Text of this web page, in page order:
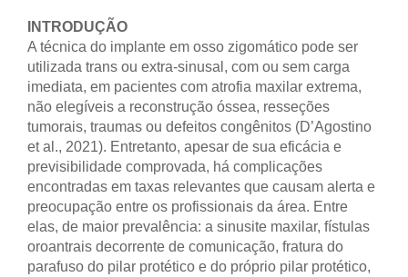
INTRODUÇÃO
A técnica do implante em osso zigomático pode ser
utilizada trans ou extra-sinusal, com ou sem carga
imediata, em pacientes com atrofia maxilar extrema,
não elegíveis a reconstrução óssea, resseções
tumorais, traumas ou defeitos congênitos (D’Agostino
et al., 2021). Entretanto, apesar de sua eficácia e
previsibilidade comprovada, há complicações
encontradas em taxas relevantes que causam alerta e
preocupação entre os profissionais da área. Entre
elas, de maior prevalência: a sinusite maxilar, fístulas
oroantrais decorrente de comunicação, fratura do
parafuso do pilar protético e do próprio pilar protético,